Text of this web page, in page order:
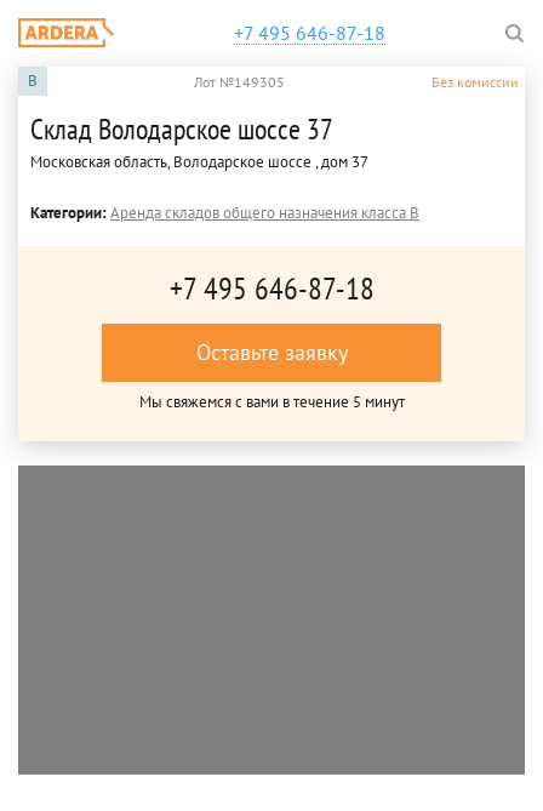
+7 495 646-87-18
B Лот №149305 Без комиссии
Склад Володарское шоссе 37
Московская область, Володарское шоссе , дом 37
Категории:Аренда складов общего назначения класса B
+7 495 646-87-18
Оставьте заявку
Мы свяжемся с вами в течение 5 минут